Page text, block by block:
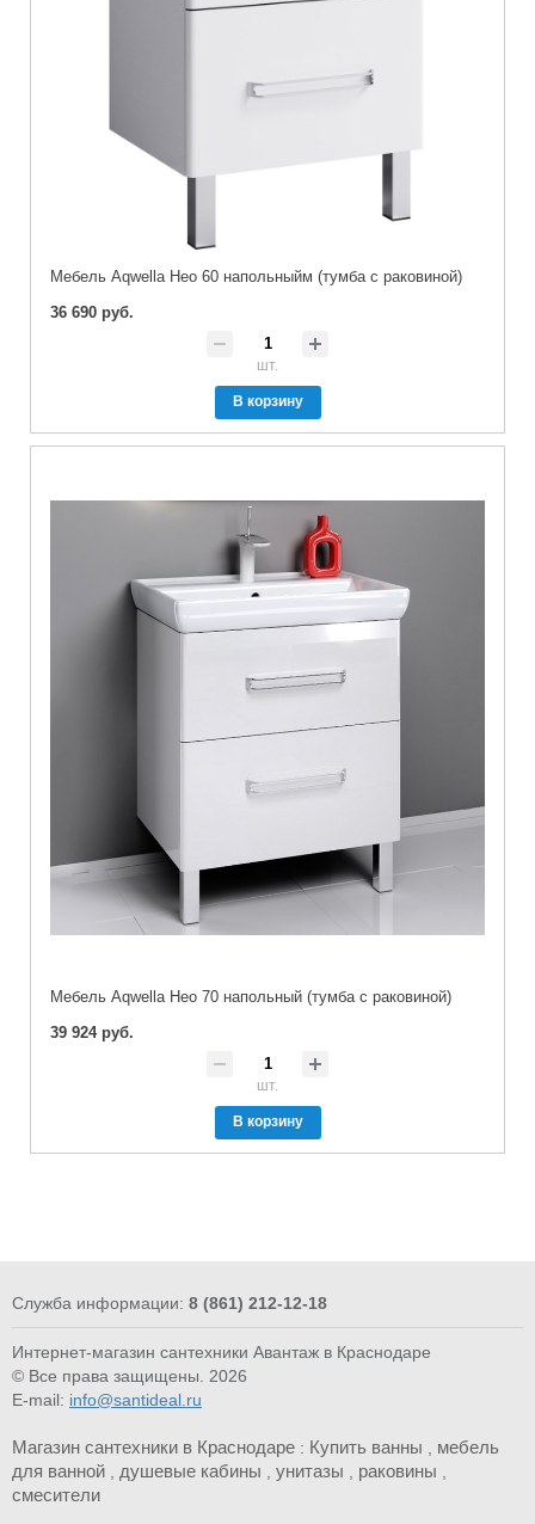
Мебель Aqwella Нео 60 напольныйм (тумба с раковиной)
36 690 руб.
шт.
В корзину
Мебель Aqwella Нео 70 напольный (тумба с раковиной)
39 924 руб.
шт.
В корзину
Служба информации: 8 (861) 212-12-18
Интернет-магазин сантехники Авантаж в Краснодаре
© Все права защищены. 2026
E-mail: info@santideal.ru
Магазин сантехники в Краснодаре : Купить ванны , мебель
для ванной , душевые кабины , унитазы , раковины ,
смесители